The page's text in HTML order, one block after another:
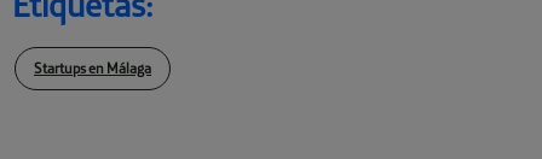
Startups en Málaga